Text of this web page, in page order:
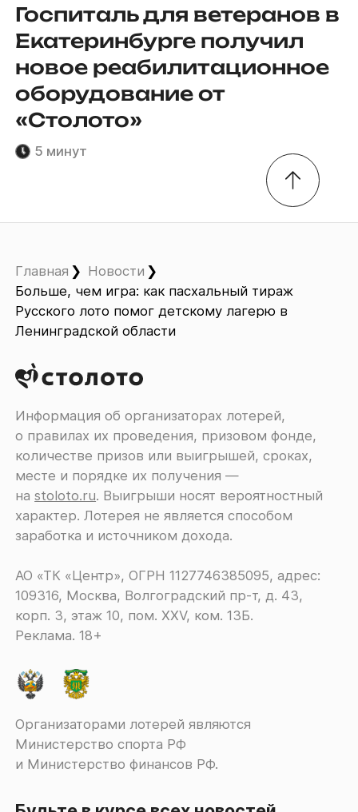
Госпиталь для ветеранов в
Екатеринбурге получил
новое реабилитационное
оборудование от
«Столото»
5 минут
Главная
Новости
Больше, чем игра: как пасхальный тираж
Русского лото помог детскому лагерю в
Ленинградской области
Информация об организаторах лотерей,
о правилах их проведения, призовом фонде,
количестве призов или выигрышей, сроках,
месте и порядке их получения ―
наstoloto.ru. Выигрыши носят вероятностный
характер. Лотерея не является способом
заработка и источником дохода.
АО «ТК «Центр», ОГРН 1127746385095, адрес:
109316, Москва, Волгоградский пр-т, д. 43,
корп. 3, этаж 10, пом. XXV, ком. 13Б.
Реклама. 18+
Организаторами лотерей являются
Министерство спорта РФ
и Министерство финансов РФ.